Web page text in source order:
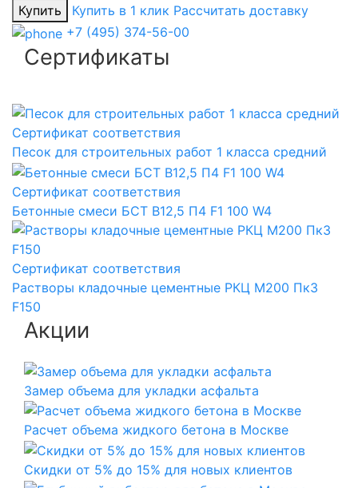
Купить
Купить в 1 клик Рассчитать доставку
+7 (495) 374-56-00
Сертификаты
Сертификат соответствия
Песок для строительных работ 1 класса средний
Сертификат соответствия
Бетонные смеси БСТ B12,5 П4 F1 100 W4
Сертификат соответствия
Растворы кладочные цементные РКЦ М200 Пк3
F150
Акции
Замер объема для укладки асфальта
Расчет объема жидкого бетона в Москве
Скидки от 5% до 15% для новых клиентов